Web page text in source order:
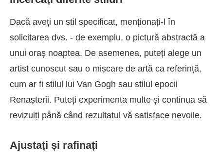
Dacă aveți un stil specificat, menționați-l în
solicitarea dvs. - de exemplu, o pictură abstractă a
unui oraș noaptea. De asemenea, puteți alege un
artist cunoscut sau o mișcare de artă ca referință,
cum ar fi stilul lui Van Gogh sau stilul epocii
Renașterii. Puteți experimenta multe și continua să
revizuiți până când rezultatul vă satisface nevoile.
Ajustați și rafinați